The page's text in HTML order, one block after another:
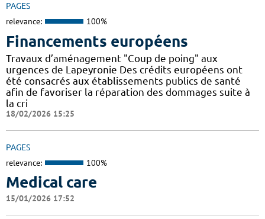
PAGES
relevance: 100%
Financements européens
Travaux d’aménagement "Coup de poing" aux
urgences de Lapeyronie Des crédits européens ont
été consacrés aux établissements publics de santé
afin de favoriser la réparation des dommages suite à
la cri
18/02/2026 15:25
PAGES
relevance: 100%
Medical care
15/01/2026 17:52